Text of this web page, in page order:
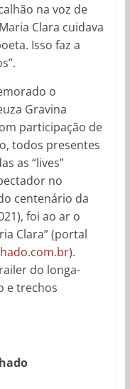
na voz de
Clara cuidava
Isso faz a
o
Gravina
participação de
todos presentes
as “lives”
no
centenário da
foi ao ar o
Clara” (portal
com.br).
do longa-
e trechos